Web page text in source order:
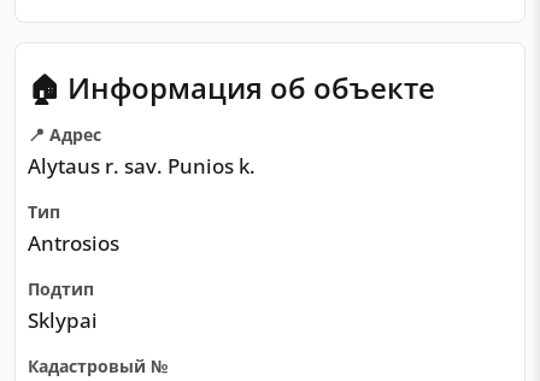
🏠 Информация об объекте
📍 Адрес
Alytaus r. sav. Punios k.
Тип
Antrosios
Подтип
Sklypai
Кадастровый №